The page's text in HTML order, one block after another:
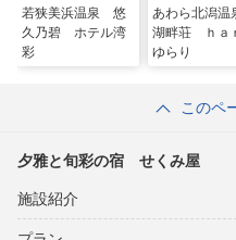
若狭美浜温泉 悠
久乃碧 ホテル湾
彩
あわら北潟
湖畔荘 ｈａ
ゆらり
このペ
夕雅と旬彩の宿 せくみ屋
施設紹介